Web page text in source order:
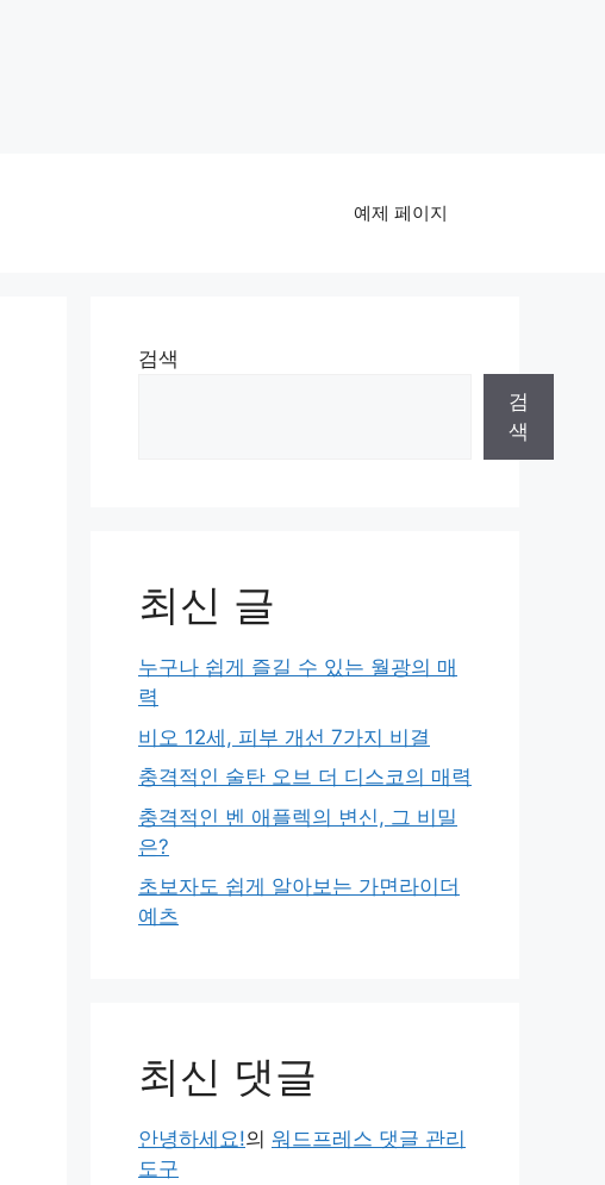
예제 페이지
검색
검
색
최신 글
누구나 쉽게 즐길 수 있는 월광의 매
력
비오 12세, 피부 개선 7가지 비결
충격적인 술탄 오브 더 디스코의 매력
충격적인 벤 애플렉의 변신, 그 비밀
은?
초보자도 쉽게 알아보는 가면라이더
예츠
최신 댓글
안녕하세요!의 워드프레스 댓글 관리
도구